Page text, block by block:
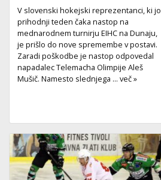
V slovenski hokejski reprezentanci, ki jo
prihodnji teden čaka nastop na
mednarodnem turnirju EIHC na Dunaju,
je prišlo do nove spremembe v postavi.
Zaradi poškodbe je nastop odpovedal
napadalec Telemacha Olimpije Aleš
Mušič. Namesto slednjega ... več »